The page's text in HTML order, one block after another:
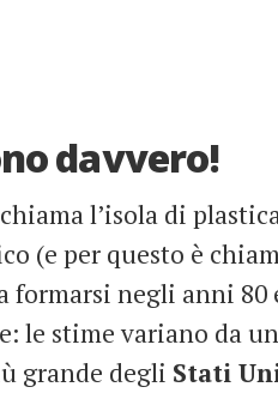
davvero!
l’isola di
(e per questo è
formarsi negli anni 80
le stime variano da
grande degli Stati